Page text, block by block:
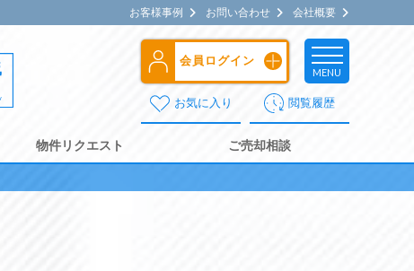
お客様事例 お問い合わせ 会社概要
会員ログイン
MENU
お気に入り 閲覧履歴
物件リクエスト ご売却相談